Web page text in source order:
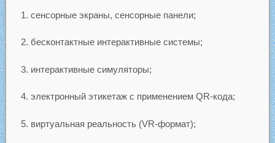
1. сенсорные экраны, сенсорные панели;
2. бесконтактные интерактивные системы;
3. интерактивные симуляторы;
4. электронный этикетаж с применением QR-кода;
5. виртуальная реальность (VR-формат);